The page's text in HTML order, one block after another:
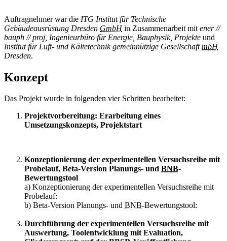
Auftragnehmer war die ITG Institut für Technische
Gebäudeausrüstung Dresden GmbHin Zusammenarbeit mit ener //
bauph // proj, Ingenieurbüro für Energie, Bauphysik, Projekte und
Institut für Luft- und Kältetechnik gemeinnützige GesellschaftmbH
Dresden.
Konzept
Das Projekt wurde in folgenden vier Schritten bearbeitet:
Projektvorbereitung: Erarbeitung eines
Umsetzungskonzepts, Projektstart
Konzeptionierung der experimentellen Versuchsreihe mit
Probelauf, Beta-Version Planungs- und BNB-
Bewertungstool
a) Konzeptionierung der experimentellen Versuchsreihe mit
Probelauf:
b) Beta-Version Planungs- und BNB-Bewertungstool:
Durchführung der experimentellen Versuchsreihe mit
Auswertung, Toolentwicklung mit Evaluation,